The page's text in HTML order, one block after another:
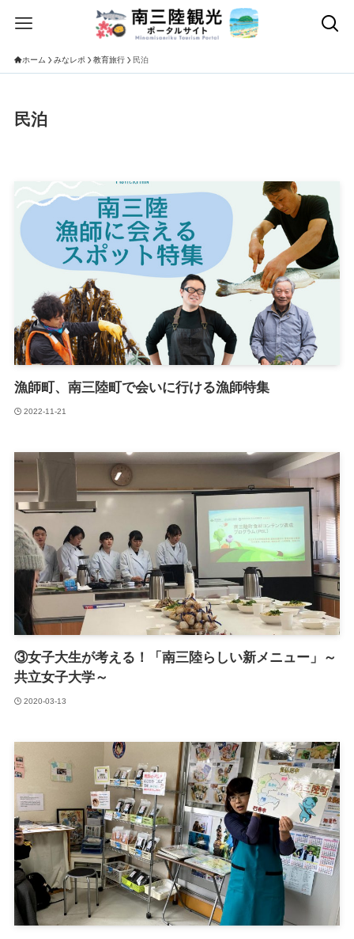
ホーム みなレポ 教育旅行 民泊
民泊
漁師町、南三陸町で会いに行ける漁師特集
2022-11-21
③女子大生が考える！「南三陸らしい新メニュー」～
共立女子大学～
2020-03-13